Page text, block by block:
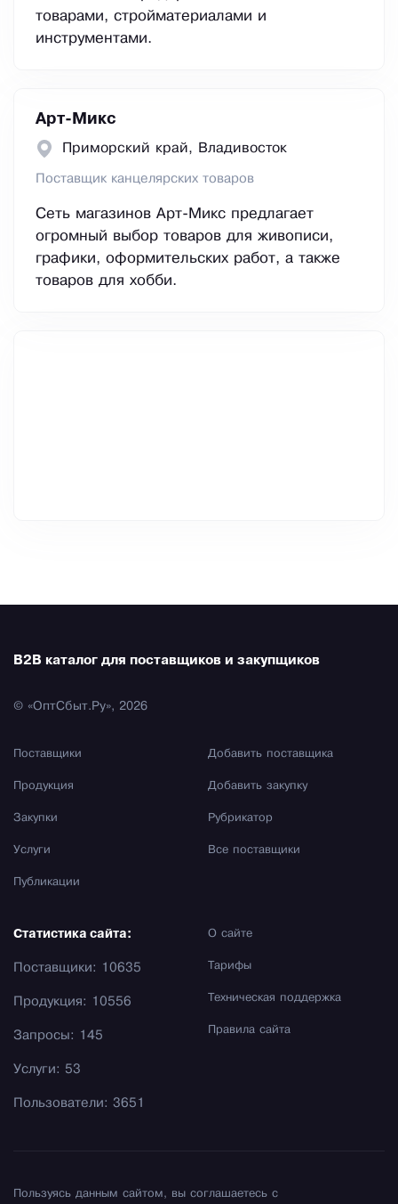
товарами, стройматериалами и
инструментами.
Арт-Микс
Приморский край, Владивосток
Поставщик канцелярских товаров
Сеть магазинов Арт-Микс предлагает
огромный выбор товаров для живописи,
графики, оформительских работ, а также
товаров для хобби.
B2B каталог для поставщиков и закупщиков
© «ОптСбыт.Ру», 2026
Поставщики
Продукция
Закупки
Услуги
Публикации
Добавить поставщика
Добавить закупку
Рубрикатор
Все поставщики
О сайте
Тарифы
Техническая поддержка
Правила сайта
Статистика сайта:
Поставщики: 10635
Продукция: 10556
Запросы: 145
Услуги: 53
Пользователи: 3651
Пользуясь данным сайтом, вы соглашаетесь с